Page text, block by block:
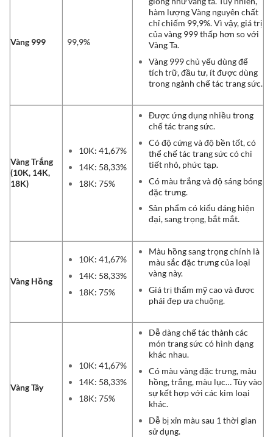
Vàng 999 99,9%
hàm lượng Vàng nguyên chất
chỉ chiếm 99,9%. Vì vậy, giá trị
của vàng 999 thấp hơn so với
Vàng Ta.
Vàng 999 chủ yếu dùng để
tích trữ, đầu tư, ít được dùng
trong ngành chế tác trang sức.
Vàng Trắng
(10K, 14K,
18K)
10K: 41,67%
14K: 58,33%
18K: 75%
Được ứng dụng nhiều trong
chế tác trang sức.
Có độ cứng và độ bền tốt, có
thể chế tác trang sức có chi
tiết nhỏ, phức tạp.
Có màu trắng và độ sáng bóng
đặc trưng.
Sản phẩm có kiểu dáng hiện
đại, sang trọng, bắt mắt.
Vàng Hồng
10K: 41,67%
14K: 58,33%
18K: 75%
Màu hồng sang trọng chính là
màu sắc đặc trưng của loại
vàng này.
Giá trị thẩm mỹ cao và được
phái đẹp ưa chuộng.
Vàng Tây
10K: 41,67%
14K: 58,33%
18K: 75%
Dễ dàng chế tác thành các
món trang sức có hình dạng
khác nhau.
Có màu vàng đặc trưng, màu
hồng, trắng, màu lục… Tùy vào
sự kết hợp với các kim loại
khác.
Dễ bị xỉn màu sau 1 thời gian
sử dụng.